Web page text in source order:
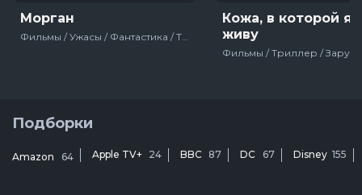
Морган
Кожа, в которой я
живу
Подборки
Amazon 64 Apple TV+ 24 BBC 87 DC 67 Disney 155